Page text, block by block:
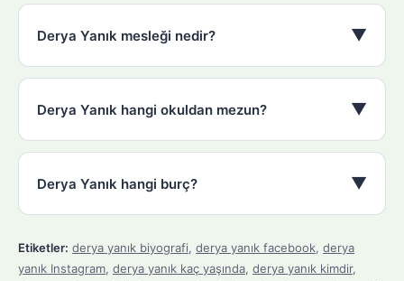
Derya Yanık mesleği nedir? ▼
Derya Yanık hangi okuldan mezun? ▼
Derya Yanık hangi burç? ▼
Etiketler: derya yanık biyografi, derya yanık facebook, derya
yanık Instagram, derya yanık kaç yaşında, derya yanık kimdir,